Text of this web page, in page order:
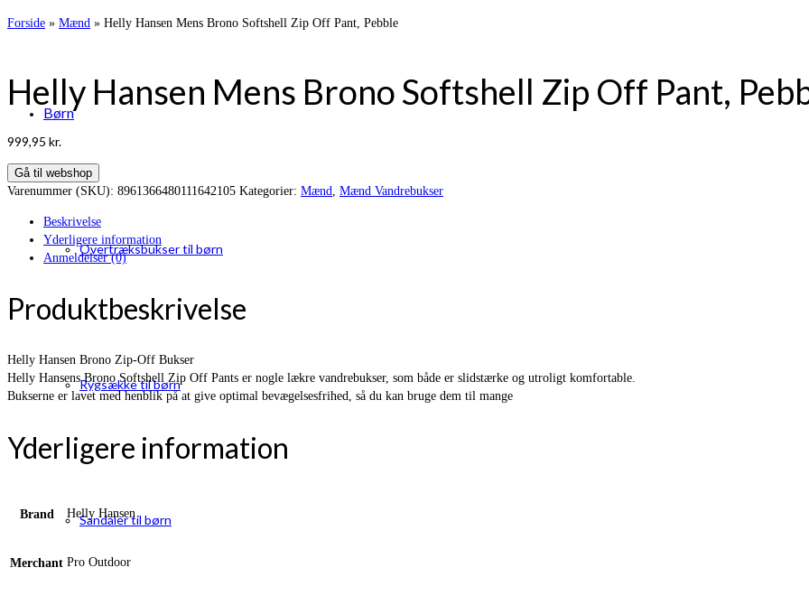
Børn
Overtræksbukser til børn
Rygsække til børn
Sandaler til børn
Forside » Mænd » Helly Hansen Mens Brono Softshell Zip Off Pant, Pebble
Helly Hansen Mens Brono Softshell Zip Off Pant,
999,95 kr.
Gå til webshop
Varenummer (SKU): 8961366480111642105 Kategorier: Mænd Mænd Vandrebukser
Beskrivelse
Yderligere information
Anmeldelser (0)
Produktbeskrivelse
Helly Hansen Brono Zip-Off Bukser
Helly Hansens Brono Softshell Zip Off Pants er nogle lækre vandrebukser, som både er slidstærke og utroligt komfortable.
Bukserne er lavet med henblik på at give optimal bevægelsesfrihed, så du kan bruge dem til mange
Yderligere information
Brand Helly Hansen
Merchant Pro Outdoor